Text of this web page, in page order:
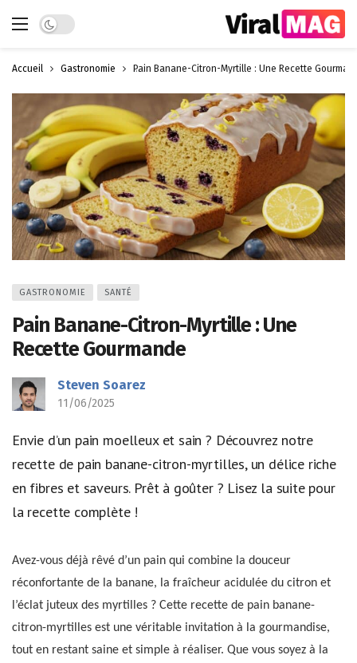
Dark mode
Accueil Gastronomie Pain Banane-Citron-Myrtille : Une Recette
GASTRONOMIE SANTÉ
Pain Banane-Citron-Myrtille : Une
Recette Gourmande
Steven Soarez
11/06/2025
Envie d’un pain moelleux et sain ? Découvrez notre
recette de pain banane-citron-myrtilles, un délice riche
en fibres et saveurs. Prêt à goûter ? Lisez la suite pour
la recette complète !
Avez-vous déjà rêvé d’un pain qui combine la douceur
réconfortante de la banane, la fraîcheur acidulée du citron et
l’éclat juteux des myrtilles ? Cette recette de pain banane-
citron-myrtilles est une véritable invitation à la gourmandise,
tout en restant saine et simple à réaliser. Que vous soyez à la